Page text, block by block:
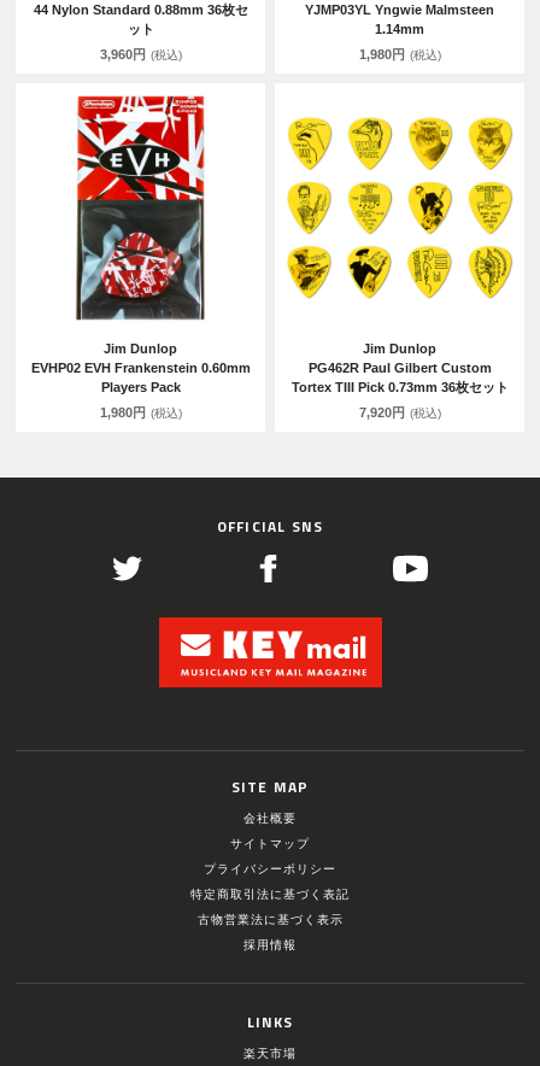
44 Nylon Standard 0.88mm 36枚セ
ット
3,960円 (税込)
YJMP03YL Yngwie Malmsteen
1.14mm
1,980円 (税込)
Jim Dunlop
EVHP02 EVH Frankenstein 0.60mm
Players Pack
1,980円 (税込)
Jim Dunlop
PG462R Paul Gilbert Custom
Tortex TIII Pick 0.73mm 36枚セット
7,920円 (税込)
OFFICIAL SNS
SITE MAP
会社概要
サイトマップ
プライバシーポリシー
特定商取引法に基づく表記
古物営業法に基づく表示
採用情報
LINKS
楽天市場